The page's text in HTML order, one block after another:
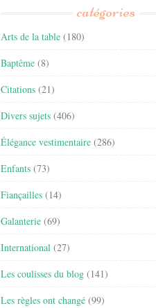
catégories
Arts de la table (180)
Baptême (8)
Citations (21)
Divers sujets (406)
Élégance vestimentaire (286)
Enfants (73)
Fiançailles (14)
Galanterie (69)
International (27)
Les coulisses du blog (141)
Les règles ont changé (99)